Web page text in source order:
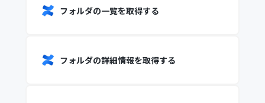
フォルダの一覧を取得する
フォルダの詳細情報を取得する